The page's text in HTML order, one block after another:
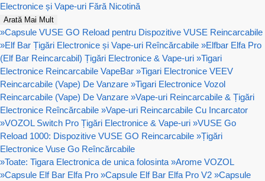
Electronice și Vape-uri Fără Nicotină
Arată Mai Mult
»Capsule VUSE GO Reload pentru Dispozitive VUSE Reincarcabile
»Elf Bar Țigări Electronice și Vape-uri Reîncărcabile »Elfbar Elfa Pro
(Elf Bar Reincarcabil) Țigări Electronice & Vape-uri »Tigari
Electronice Reincarcabile VapeBar »Tigari Electronice VEEV
Reincarcabile (Vape) De Vanzare »Tigari Electronice Vozol
Reincarcabile (Vape) De Vanzare »Vape-uri Reincarcabile & Țigări
Electronice Reîncărcabile »Vape-uri Reincarcabile Cu Incarcator
»VOZOL Switch Pro Țigări Electronice & Vape-uri »VUSE Go
Reload 1000: Dispozitive VUSE GO Reincarcabile »Țigări
Electronice Vuse Go Reîncărcabile
»Toate: Tigara Electronica de unica folosinta »Arome VOZOL
»Capsule Elf Bar Elfa Pro »Capsule Elf Bar Elfa Pro V2 »Capsule